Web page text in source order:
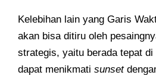
Kelebihan lain yang Garis
akan bisa ditiru oleh
strategis, yaitu berada tepat di
dapat menikmati sunset